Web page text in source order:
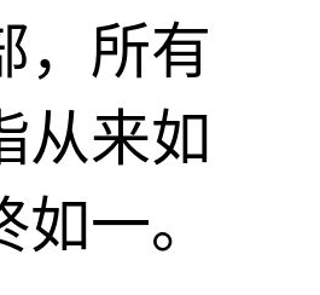
，所有
从来如
一。